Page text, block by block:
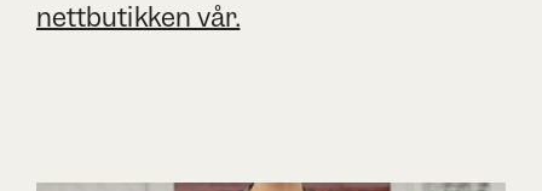
nettbutikken vår.